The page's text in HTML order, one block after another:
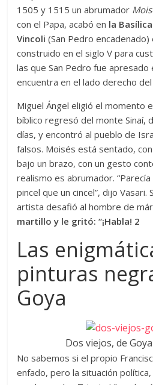
1505 y 1515 un abrumador
con el Papa, acabó en la
Vincoli (San Pedro
construido en el siglo V para
las que San Pedro fue apresado
encuentra en el lado derecho
Miguel Ángel eligió el momento
bíblico regresó del monte Sinaí,
días, y encontró al pueblo de
falsos. Moisés está sentado,
bajo un brazo, con un gesto
realismo es abrumador.
pincel que un cincel”, dijo Vasari.
artista desafió al hombre de
martillo y le gritó: “¡Habla! 2
Las
pinturas
Goya
Dos viejos, de
No sabemos si el propio
enfado, pero la situación